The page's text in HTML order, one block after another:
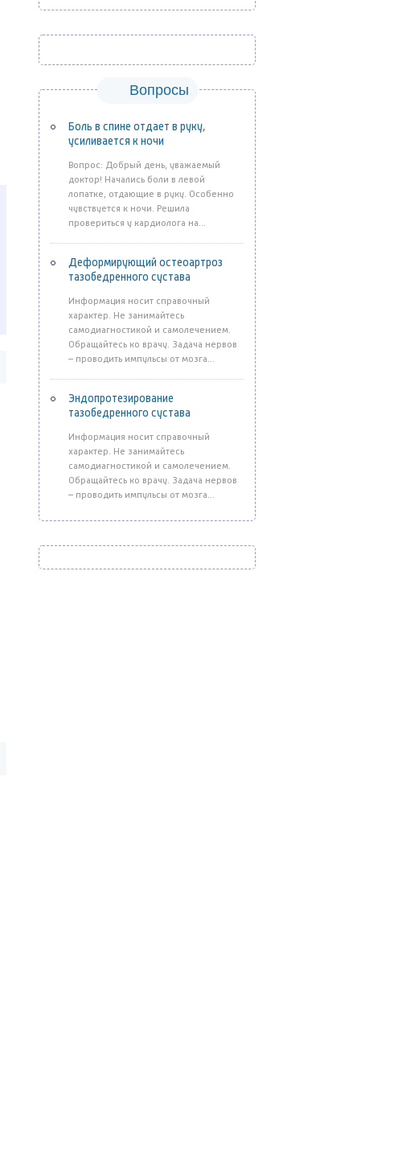
Вопросы
Боль в спине отдает в руку,
усиливается к ночи
Вопрос: Добрый день, уважаемый
доктор! Начались боли в левой
лопатке, отдающие в руку. Особенно
чувствуется к ночи. Решила
провериться у кардиолога на...
Деформирующий остеоартроз
тазобедренного сустава
Информация носит справочный
характер. Не занимайтесь
самодиагностикой и самолечением.
Обращайтесь ко врачу. Задача нервов
– проводить импульсы от мозга...
Эндопротезирование
тазобедренного сустава
Информация носит справочный
характер. Не занимайтесь
самодиагностикой и самолечением.
Обращайтесь ко врачу. Задача нервов
– проводить импульсы от мозга...